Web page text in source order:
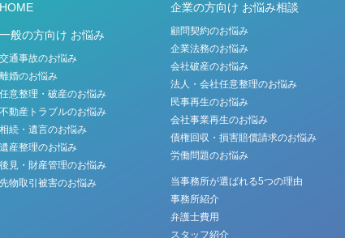
HOME
一般の方向け お悩み
交通事故のお悩み
離婚のお悩み
任意整理・破産のお悩み
不動産トラブルのお悩み
相続・遺言のお悩み
遺産整理のお悩み
後見・財産管理のお悩み
先物取引被害のお悩み
企業の方向け お悩み相談
顧問契約のお悩み
企業法務のお悩み
会社破産のお悩み
法人・会社任意整理のお悩み
民事再生のお悩み
会社事業再生のお悩み
債権回収・損害賠償請求のお悩み
労働問題のお悩み
当事務所が選ばれる5つの理由
事務所紹介
弁護士費用
スタッフ紹介